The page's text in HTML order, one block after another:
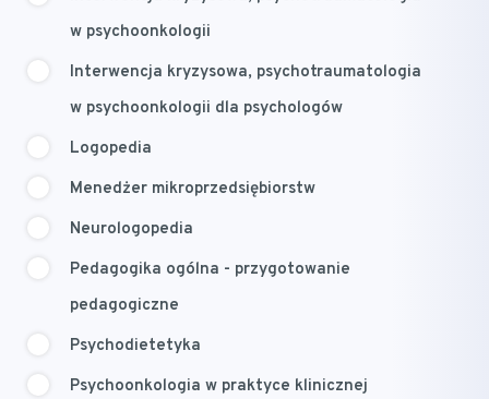
w psychoonkologii
Interwencja kryzysowa, psychotraumatologia
w psychoonkologii dla psychologów
Logopedia
Menedżer mikroprzedsiębiorstw
Neurologopedia
Pedagogika ogólna - przygotowanie
pedagogiczne
Psychodietetyka
Psychoonkologia w praktyce klinicznej